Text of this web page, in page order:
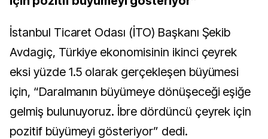
İstanbul Ticaret Odası (İTO) Başkanı Şekib
Avdagiç, Türkiye ekonomisinin ikinci çeyrek
eksi yüzde 1.5 olarak gerçekleşen büyümesi
için, “Daralmanın büyümeye dönüşeceği eşiğe
gelmiş bulunuyoruz. İbre dördüncü çeyrek için
pozitif büyümeyi gösteriyor” dedi.